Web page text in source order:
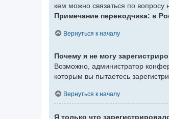
кем можно связаться по вопросу
Примечание переводчика: в
Вернуться к началу
Почему я не могу
Возможно, администратор
которым вы пытаетесь
Вернуться к началу
Я только что